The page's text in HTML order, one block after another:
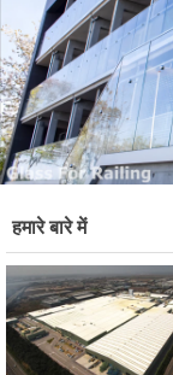
हमारे बारे में